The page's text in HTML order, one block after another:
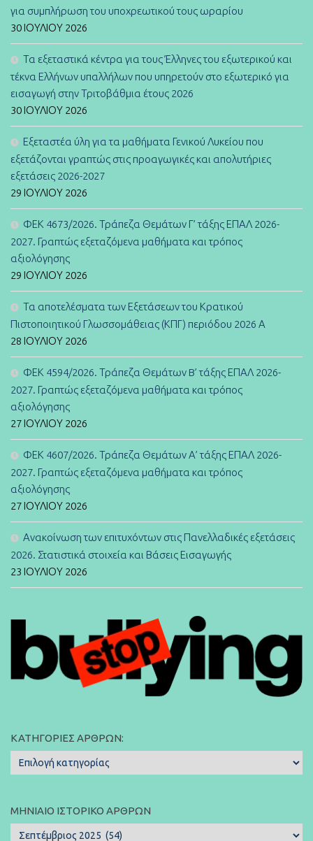
για συμπλήρωση του υποχρεωτικού τους ωραρίου
30 ΙΟΥΛΊΟΥ 2026
Τα εξεταστικά κέντρα για τους Έλληνες του εξωτερικού και
τέκνα Ελλήνων υπαλλήλων που υπηρετούν στο εξωτερικό για
εισαγωγή στην Τριτοβάθμια έτους 2026
30 ΙΟΥΛΊΟΥ 2026
Εξεταστέα ύλη για τα μαθήματα Γενικού Λυκείου που
εξετάζονται γραπτώς στις προαγωγικές και απολυτήριες
εξετάσεις 2026-2027
29 ΙΟΥΛΊΟΥ 2026
ΦΕΚ 4673/2026. Τράπεζα Θεμάτων Γ’ τάξης ΕΠΑΛ 2026-
2027. Γραπτώς εξεταζόμενα μαθήματα και τρόπος
αξιολόγησης
29 ΙΟΥΛΊΟΥ 2026
Τα αποτελέσματα των Εξετάσεων του Κρατικού
Πιστοποιητικού Γλωσσομάθειας (ΚΠΓ) περιόδου 2026 Α
28 ΙΟΥΛΊΟΥ 2026
ΦΕΚ 4594/2026. Τράπεζα Θεμάτων B’ τάξης ΕΠΑΛ 2026-
2027. Γραπτώς εξεταζόμενα μαθήματα και τρόπος
αξιολόγησης
27 ΙΟΥΛΊΟΥ 2026
ΦΕΚ 4607/2026. Τράπεζα Θεμάτων Α’ τάξης ΕΠΑΛ 2026-
2027. Γραπτώς εξεταζόμενα μαθήματα και τρόπος
αξιολόγησης
27 ΙΟΥΛΊΟΥ 2026
Ανακοίνωση των επιτυχόντων στις Πανελλαδικές εξετάσεις
2026. Στατιστικά στοιχεία και Βάσεις Εισαγωγής
23 ΙΟΥΛΊΟΥ 2026
ΚΑΤΗΓΟΡΊΕΣ ΆΡΘΡΩΝ:
Κατηγορίες
Άρθρων:
ΜΗΝΙΑΊΟ ΙΣΤΟΡΙΚΌ ΆΡΘΡΩΝ
Μηνιαίο